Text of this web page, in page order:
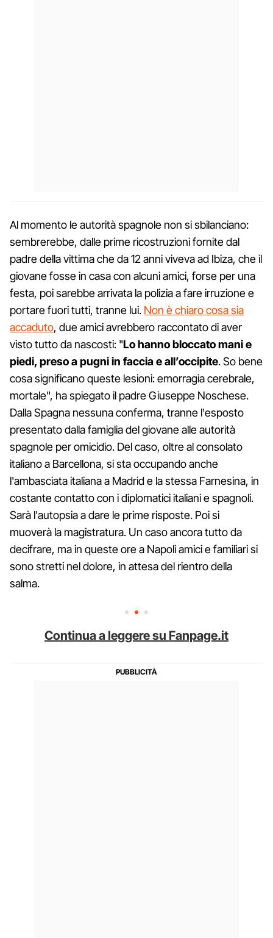
Al momento le autorità spagnole non si sbilanciano:
sembrerebbe, dalle prime ricostruzioni fornite dal
padre della vittima che da 12 anni viveva ad Ibiza, che il
giovane fosse in casa con alcuni amici, forse per una
festa, poi sarebbe arrivata la polizia a fare irruzione e
portare fuori tutti, tranne lui. Non è chiaro cosa sia
accaduto, due amici avrebbero raccontato di aver
visto tutto da nascosti: "Lo hanno bloccato mani e
piedi, preso a pugni in faccia e all’occipite. So bene
cosa significano queste lesioni: emorragia cerebrale,
mortale", ha spiegato il padre Giuseppe Noschese.
Dalla Spagna nessuna conferma, tranne l'esposto
presentato dalla famiglia del giovane alle autorità
spagnole per omicidio. Del caso, oltre al consolato
italiano a Barcellona, si sta occupando anche
l'ambasciata italiana a Madrid e la stessa Farnesina, in
costante contatto con i diplomatici italiani e spagnoli.
Sarà l'autopsia a dare le prime risposte. Poi si
muoverà la magistratura. Un caso ancora tutto da
decifrare, ma in queste ore a Napoli amici e familiari si
sono stretti nel dolore, in attesa del rientro della
salma.
Continua a leggere su Fanpage.it